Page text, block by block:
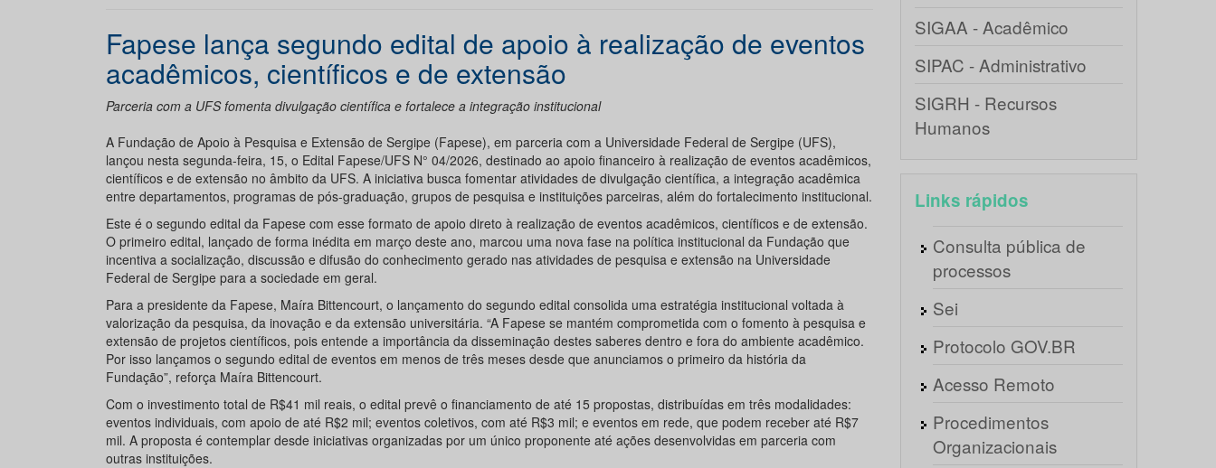
Fapese lança segundo edital de apoio à realização de eventos
acadêmicos, científicos e de extensão
Parceria com a UFS fomenta divulgação científica e fortalece a integração institucional
A Fundação de Apoio à Pesquisa e Extensão de Sergipe (Fapese), em parceria com a Universidade Federal de Sergipe (UFS),
lançou nesta segunda-feira, 15, o Edital Fapese/UFS N° 04/2026, destinado ao apoio financeiro à realização de eventos acadêmicos,
científicos e de extensão no âmbito da UFS. A iniciativa busca fomentar atividades de divulgação científica, a integração acadêmica
entre departamentos, programas de pós-graduação, grupos de pesquisa e instituições parceiras, além do fortalecimento institucional.
Este é o segundo edital da Fapese com esse formato de apoio direto à realização de eventos acadêmicos, científicos e de extensão.
O primeiro edital, lançado de forma inédita em março deste ano, marcou uma nova fase na política institucional da Fundação que
incentiva a socialização, discussão e difusão do conhecimento gerado nas atividades de pesquisa e extensão na Universidade
Federal de Sergipe para a sociedade em geral.
Para a presidente da Fapese, Maíra Bittencourt, o lançamento do segundo edital consolida uma estratégia institucional voltada à
valorização da pesquisa, da inovação e da extensão universitária. “A Fapese se mantém comprometida com o fomento à pesquisa e
extensão de projetos científicos, pois entende a importância da disseminação destes saberes dentro e fora do ambiente acadêmico.
Por isso lançamos o segundo edital de eventos em menos de três meses desde que anunciamos o primeiro da história da
Fundação”, reforça Maíra Bittencourt.
Com o investimento total de R$41 mil reais, o edital prevê o financiamento de até 15 propostas, distribuídas em três modalidades:
eventos individuais, com apoio de até R$2 mil; eventos coletivos, com até R$3 mil; e eventos em rede, que podem receber até R$7
mil. A proposta é contemplar desde iniciativas organizadas por um único proponente até ações desenvolvidas em parceria com
outras instituições.
SIGAA - Acadêmico
SIPAC - Administrativo
SIGRH - Recursos
Humanos
Links rápidos
Consulta pública de
processos
Sei
Protocolo GOV.BR
Acesso Remoto
Procedimentos
Organizacionais